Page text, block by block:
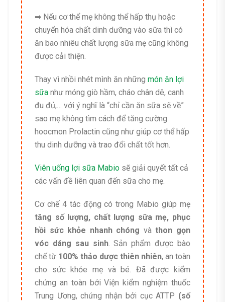
➡ Nếu cơ thể mẹ không thể hấp thụ hoặc
chuyển hóa chất dinh dưỡng vào sữa thì có
ăn bao nhiêu chất lượng sữa mẹ cũng không
được cải thiện.
Thay vì nhồi nhét mình ăn những món ăn lợi
sữa như móng giò hầm, cháo chân dê, canh
đu đủ,… với ý nghĩ là “chỉ cần ăn sữa sẽ về”
sao mẹ không tìm cách để tăng cường
hoocmon Prolactin cũng như giúp cơ thể hấp
thu dinh dưỡng và trao đổi chất tốt hơn.
Viên uống lợi sữa Mabio sẽ giải quyết tất cả
các vấn đề liên quan đến sữa cho mẹ.
Cơ chế 4 tác động có trong Mabio giúp mẹ
tăng số lượng, chất lượng sữa mẹ, phục
hồi sức khỏe nhanh chóng vàthon gọn
vóc dáng sau sinh. Sản phẩm được bào
chế từ 100% thảo dược thiên nhiên, an toàn
cho sức khỏe mẹ và bé. Đã được kiểm
chứng an toàn bởi Viện kiểm nghiệm thuốc
Trung Ương, chứng nhận bởi cục ATTP (số